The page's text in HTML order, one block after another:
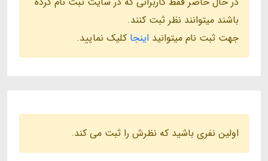
باشند میتوانند نظر ثبت کنند.
جهت ثبت نام میتوانید اینجا کلیک نمایید.
اولین نفری باشید که نظرش را ثبت می کند.